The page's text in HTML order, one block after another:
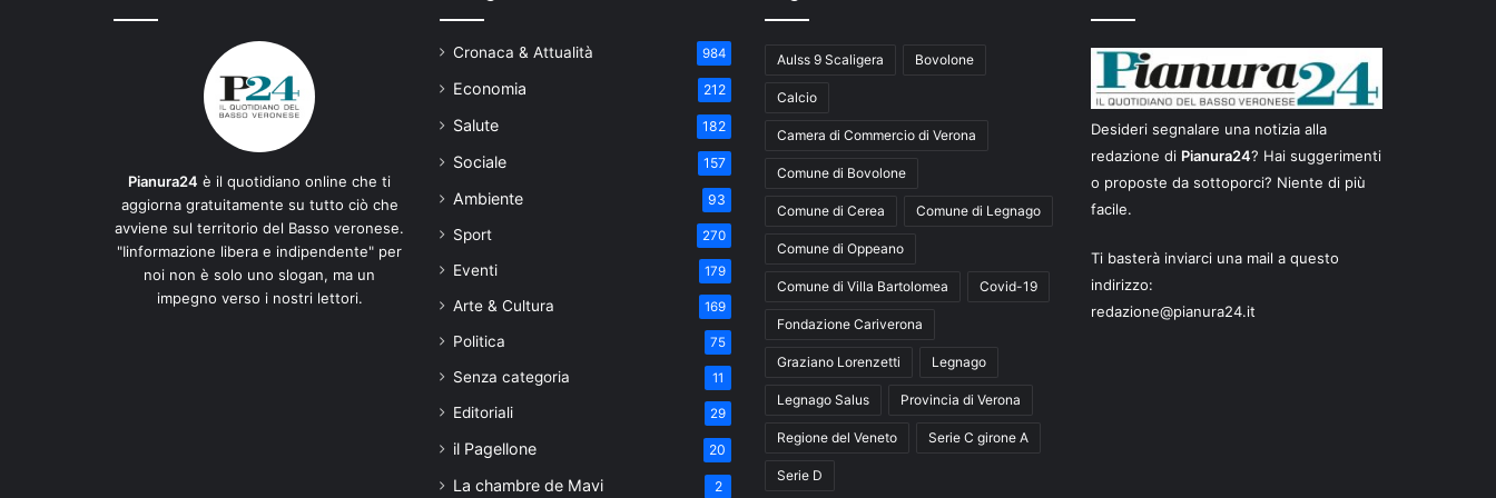
Pianura24 è il quotidiano online che ti
aggiorna gratuitamente su tutto ciò che
avviene sul territorio del Basso veronese.
"Iinformazione libera e indipendente" per
noi non è solo uno slogan, ma un
impegno verso i nostri lettori.
Cronaca & Attualità 984
Economia 212
Salute 182
Sociale 157
Ambiente 93
Sport 270
Eventi 179
Arte & Cultura 169
Politica 75
Senza categoria 11
Editoriali 29
il Pagellone 20
La chambre de Mavi 2
Aulss 9 Scaligera Bovolone
Calcio
Camera di Commercio di Verona
Comune di Bovolone
Comune di Cerea Comune di Legnago
Comune di Oppeano
Comune di Villa Bartolomea Covid-19
Fondazione Cariverona
Graziano Lorenzetti Legnago
Legnago Salus Provincia di Verona
Regione del Veneto Serie C girone A
Serie D
Desideri segnalare una notizia alla
redazione di Pianura24? Hai suggerimenti
o proposte da sottoporci? Niente di più
facile.
Ti basterà inviarci una mail a questo
indirizzo:
redazione@pianura24.it